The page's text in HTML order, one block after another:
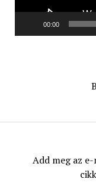
00:00
Add meg az